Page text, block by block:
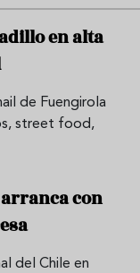
en alta
de Fuengirola
street food,
arranca con
del Chile en